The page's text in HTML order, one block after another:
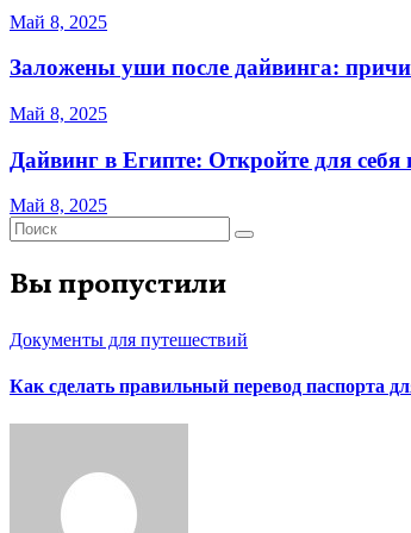
Май 8, 2025
Заложены уши после дайвинга:
Май 8, 2025
Дайвинг в Египте: Откройте для
Май 8, 2025
Вы пропустили
Документы для путешествий
Как сделать правильный перевод паспорта